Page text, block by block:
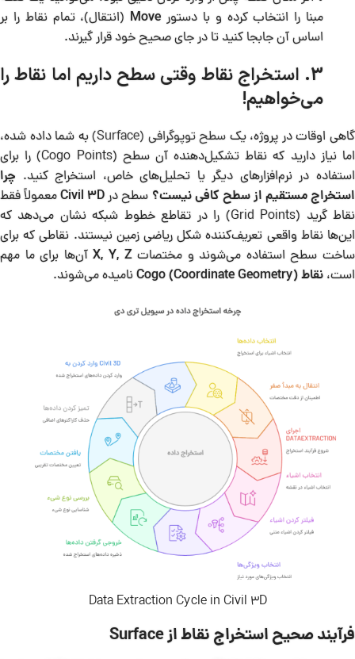
مبنا را انتخاب کرده و با دستور Move (انتقال)، تمام نقاط را بر
اساس آن جابجا کنید تا در جای صحیح خود قرار گیرند.
3. استخراج نقاط وقتی سطح داریم اما نقاط را
می‌خواهیم!
گاهی اوقات در پروژه، یک سطح توپوگرافی (Surface)
به شما داده شده،
اما نیاز دارید که نقاط تشکیل‌دهنده آن سطح (Cogo Points) را برای
استفاده در نرم‌افزارهای دیگر یا تحلیل‌های خاص، استخراج کنید. چرا
استخراج مستقیم از سطح کافی نیست؟ سطح درCivil 3Dمعمولاً فقط
نقاط گرید (Grid Points) را در تقاطع خطوط شبکه نشان می‌دهد که
این‌ها نقاط واقعی تعریف‌کننده شکل ریاضی زمین نیستند. نقاطی که برای
ساخت سطح استفاده می‌شوند و مختصاتX, Y, Zآن‌ها برای ما مهم
است، نقاط Cogo (Coordinate Geometry) نامیده می‌شوند.
Data Extraction Cycle in Civil 3D
فرآیند صحیح استخراج نقاط از Surface